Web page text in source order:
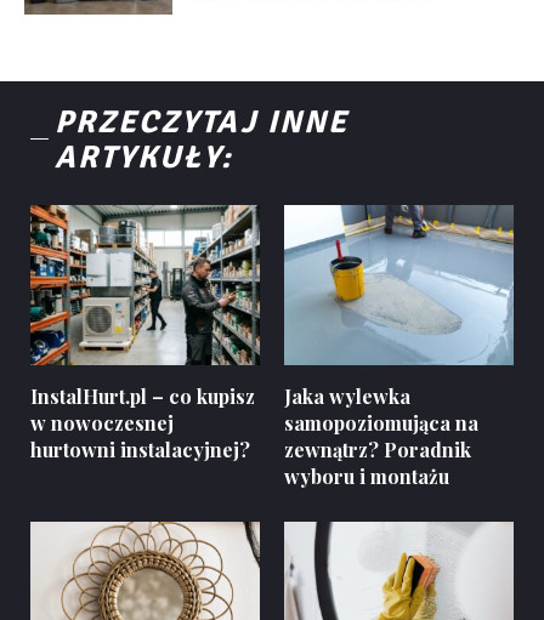
PRZECZYTAJ INNE
ARTYKUŁY:
InstalHurt.pl – co kupisz
w nowoczesnej
hurtowni instalacyjnej?
Jaka wylewka
samopoziomująca na
zewnątrz? Poradnik
wyboru i montażu